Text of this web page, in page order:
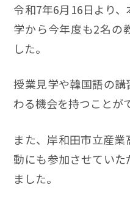
令和7年6月16日より
学から今年度も2名の
した。
授業見学や韓国語の
わる機会を持つことが
また、岸和田市立産
動にも参加させてい
ました。